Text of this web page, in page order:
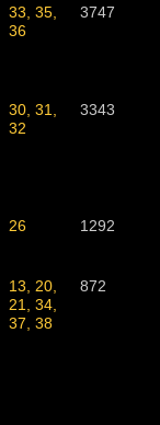
33, 35,
36
3747
30, 31,
32
3343
26 1292
13, 20,
21, 34,
37, 38
872